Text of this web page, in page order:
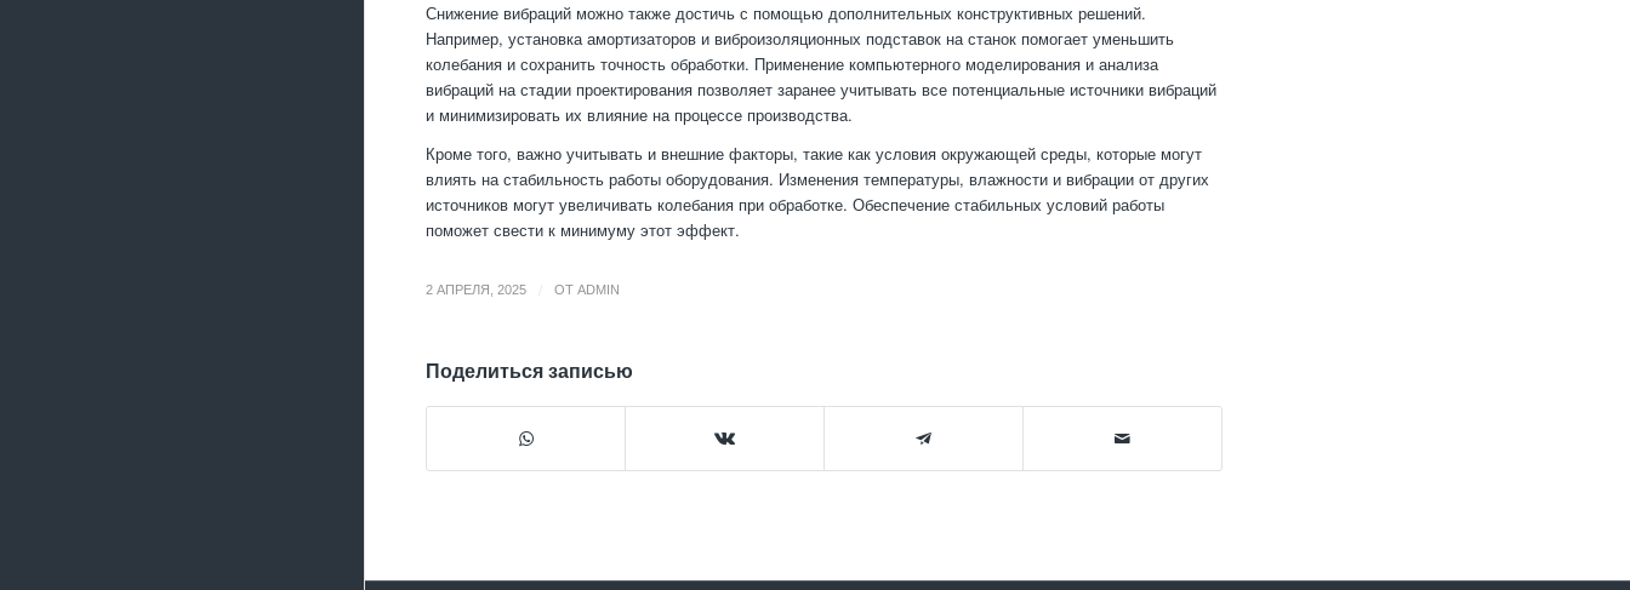
Снижение вибраций можно также достичь с помощью дополнительных конструктивных решений.
Например, установка амортизаторов и виброизоляционных подставок на станок помогает уменьшить
колебания и сохранить точность обработки. Применение компьютерного моделирования и анализа
вибраций на стадии проектирования позволяет заранее учитывать все потенциальные источники вибраций
и минимизировать их влияние на процессе производства.
Кроме того, важно учитывать и внешние факторы, такие как условия окружающей среды, которые могут
влиять на стабильность работы оборудования. Изменения температуры, влажности и вибрации от других
источников могут увеличивать колебания при обработке. Обеспечение стабильных условий работы
поможет свести к минимуму этот эффект.
2 АПРЕЛЯ, 2025 ОТ ADMIN
Поделиться записью